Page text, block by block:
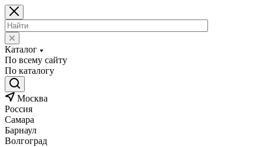
Каталог
По всему сайту
По каталогу
Москва
Россия
Самара
Барнаул
Волгоград